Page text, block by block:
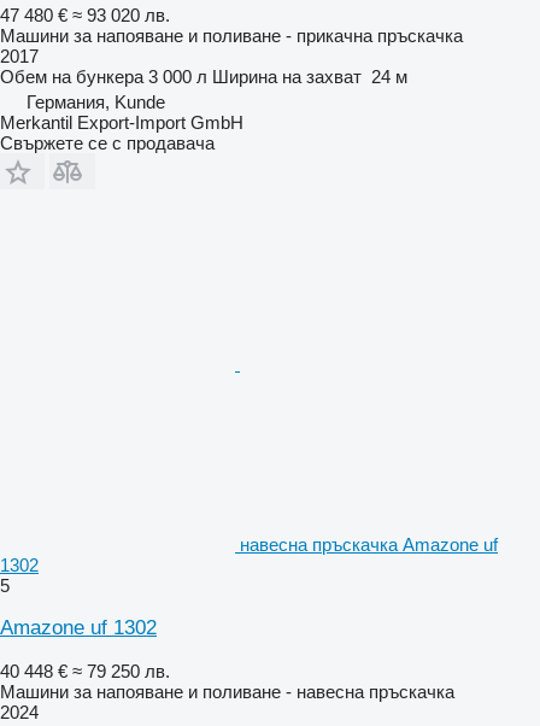
47 480 € ≈ 93 020 лв.
Машини за напояване и поливане - прикачна пръскачка
2017
Обем на бункера 3 000 л Ширина на захват 24 м
Германия, Kunde
Merkantil Export-Import GmbH
Свържете се с продавача
навесна пръскачка Amazone uf
1302
5
Amazone uf 1302
40 448 € ≈ 79 250 лв.
Машини за напояване и поливане - навесна пръскачка
2024